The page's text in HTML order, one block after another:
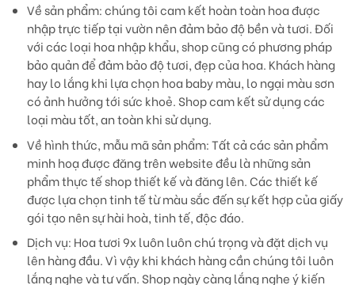
Về sản phẩm:chúng tôi cam kết hoàn toàn hoa được
nhập trực tiếp tại vườn nên đảm bảo độ bền và tươi. Đối
với các loại hoa nhập khẩu, shop cũng có phương pháp
bảo quản để đảm bảo độ tươi, đẹp của hoa. Khách hàng
hay lo lắng khi lựa chọn hoa baby màu, lo ngại màu sơn
có ảnh hưởng tới sức khoẻ. Shop cam kết sử dụng các
loại màu tốt, an toàn khi sử dụng.
Về hình thức, mẫu mã sản phẩm:Tất cả các sản phẩm
minh hoạ được đăng trên website đều là những sản
phẩm thực tế shop thiết kế và đăng lên. Các thiết kế
được lựa chọn tinh tế từ màu sắc đến sự kết hợp của giấy
gói tạo nên sự hài hoà, tinh tế, độc đáo.
Dịch vụ: Hoa tươi 9x luôn luôn chú trọng và đặt dịch vụ
lên hàng đầu. Vì vậy khi khách hàng cần chúng tôi luôn
lắng nghe và tư vấn. Shop ngày càng lắng nghe ý kiến